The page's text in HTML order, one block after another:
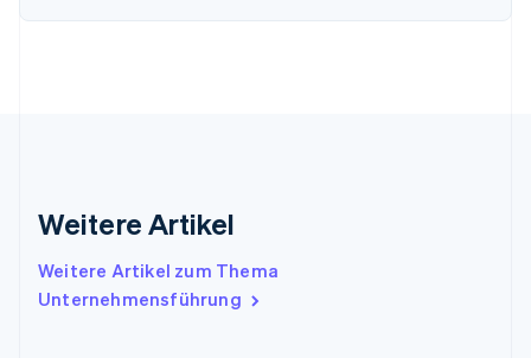
Weitere Artikel
Weitere Artikel zum Thema
Unternehmensführung
EnglishSvenska
English
English
Italien